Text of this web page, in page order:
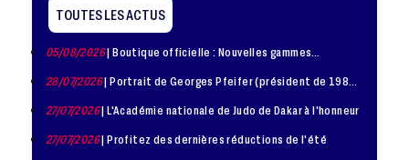
TOUTES LES ACTUS
05/08/2026| Boutique officielle : Nouvelles gammes
28/07/2026| Portrait de Georges Pfeifer (président de 1981
27/07/2026| L'Académie nationale de Judo de Dakar à l'honneur
27/07/2026| Profitez des dernières réductions de l'été